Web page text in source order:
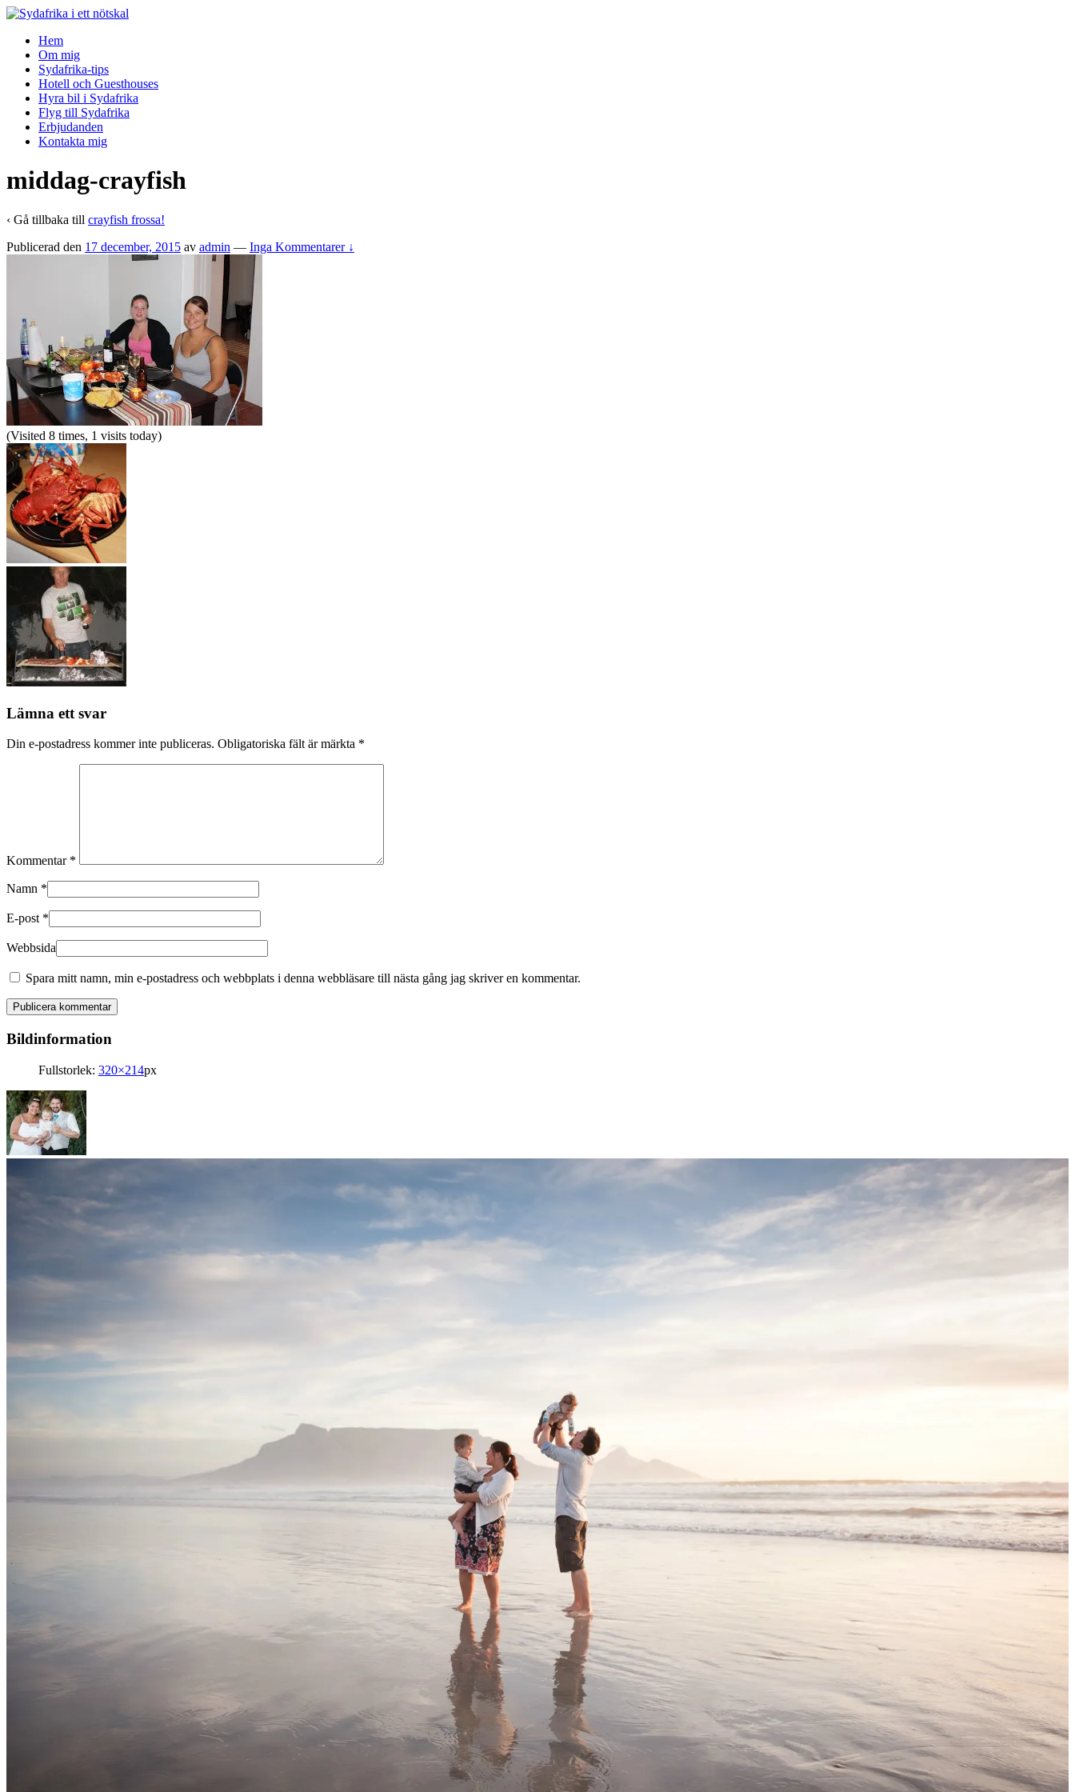
↓
Main
Content
Hem
Om mig
Sydafrika-tips
Hotell och Guesthouses
Hyra bil i Sydafrika
Flyg till Sydafrika
Erbjudanden
Kontakta mig
middag-crayfish
‹ Gå tillbaka till crayfish frossa!
Publicerad den 17 december, 2015 av admin — Inga Kommentarer ↓
(Visited 8 times, 1 visits today)
Lämna ett svar
Din e-postadress kommer inte publiceras. Obligatoriska fält är märkta *
Kommentar *
Namn *
E-post *
Webbsida
Spara mitt namn, min e-postadress och webbplats i denna webbläsare till nästa gång jag skriver en kommentar.
Bildinformation
Fullstorlek: 320×214px